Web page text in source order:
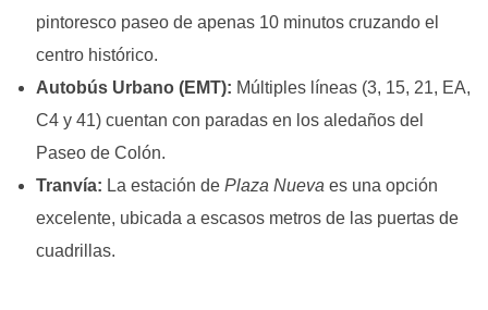
pintoresco paseo de apenas 10 minutos cruzando el
centro histórico.
Autobús Urbano (EMT): Múltiples líneas (3, 15, 21, EA,
C4 y 41) cuentan con paradas en los aledaños del
Paseo de Colón.
Tranvía: La estación de Plaza Nueva es una opción
excelente, ubicada a escasos metros de las puertas de
cuadrillas.